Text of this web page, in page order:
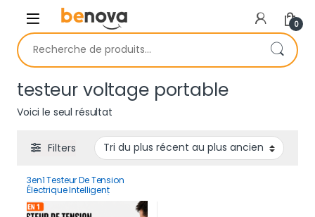
Skip to navigation
Skip to content
0
Recherche pour :
testeur voltage portable
Voici le seul résultat
Filters
3en1 Testeur De Tension
Électrique Intelligent
Multifonction Avec Écran
LCD